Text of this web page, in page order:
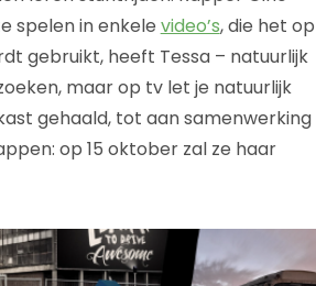
spelen in enkele video’s, die het op
gebruikt, heeft Tessa – natuurlijk
maar op tv let je natuurlijk
gehaald, tot aan samenwerking
op 15 oktober zal ze haar